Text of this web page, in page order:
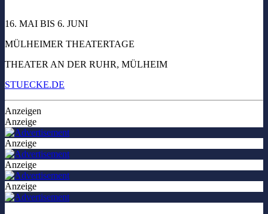
16. MAI BIS 6. JUNI
MÜLHEIMER THEATERTAGE
THEATER AN DER RUHR, MÜLHEIM
STUECKE.DE
Anzeigen
Anzeige
Anzeige
Anzeige
Anzeige